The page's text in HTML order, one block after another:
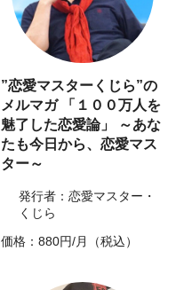
”恋愛マスターくじら”の
メルマガ 「１００万人を
魅了した恋愛論」 ～あな
たも今日から、恋愛マス
ター～
発行者：恋愛マスター・
くじら
価格：880円/月（税込）